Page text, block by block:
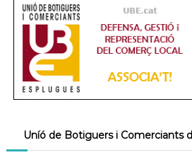
Uníó de Botiguers i Comerciants